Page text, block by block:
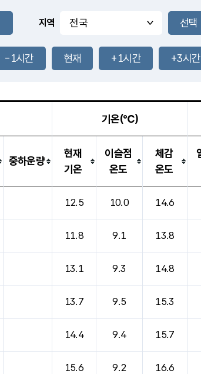
-mm
26.9
℃
30.3℃
1.5m/s
-mm
-mm
지역
-1시간 현재 +1시간 +3시간
기온(℃)
중하운량
현재
기온
이슬점
온도
체감
온도
12.5 10.0 14.6
11.8 9.1 13.8
13.1 9.3 14.8
13.7 9.5 15.3
14.4 9.4 15.7
15.6 9.2 16.6